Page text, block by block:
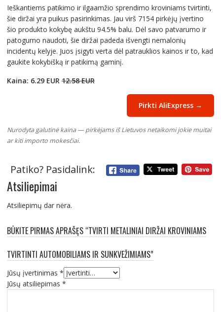
Ieškantiems patikimo ir ilgaamžio sprendimo kroviniams tvirtinti,
šie diržai yra puikus pasirinkimas. Jau virš 7154 pirkėjų įvertino
šio produkto kokybę aukštu 94.5% balu. Dėl savo patvarumo ir
patogumo naudoti, šie diržai padeda išvengti nemalonių
incidentų kelyje. Juos įsigyti verta dėl patrauklios kainos ir to, kad
gaukite kokybišką ir patikimą gaminį.
Kaina: 6.29 EUR 12.58 EUR
Pirkti AliExpress →
Nurodyta galutinė kaina — pirkėjams iš Lietuvos netaikomi jokie muitai
ar kiti importo mokesčiai.
Patiko? Pasidalink:
Atsiliepimai
Atsiliepimų dar nėra.
BŪKITE PIRMAS APRAŠĘS “TVIRTI METALINIAI DIRŽAI KROVINIAMS
TVIRTINTI AUTOMOBILIAMS IR SUNKVEŽIMIAMS”
Jūsų įvertinimas *
Jūsų atsiliepimas *